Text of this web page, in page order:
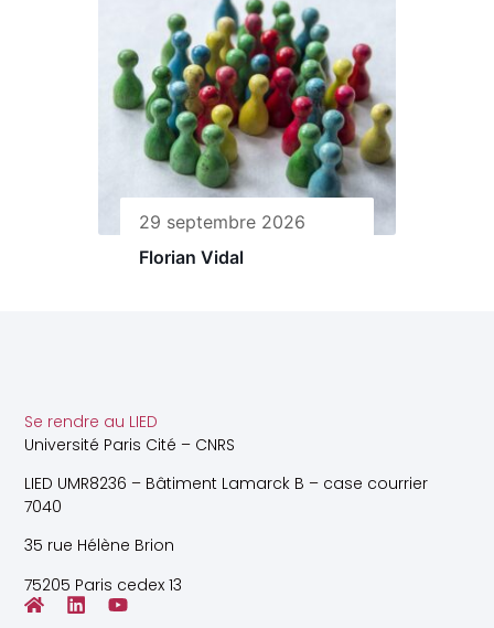
29 septembre 2026
Florian Vidal
Se rendre au LIED
Université Paris Cité – CNRS
LIED UMR8236 – Bâtiment Lamarck B – case courrier
7040
35 rue Hélène Brion
75205 Paris cedex 13